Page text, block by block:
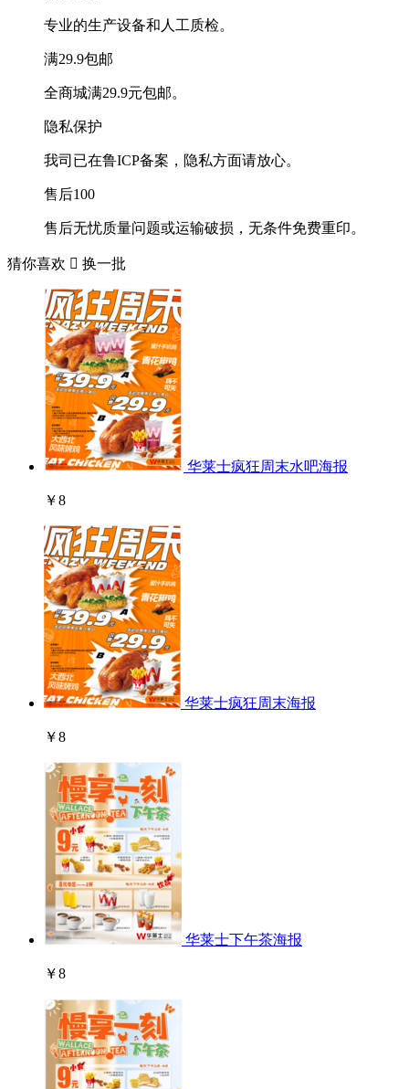
专业的生产设备和人工质检。
满29.9包邮
全商城满29.9元包邮。
隐私保护
我司已在鲁ICP备案，隐私方面请放心。
售后100
售后无忧质量问题或运输破损，无条件免费重印。
猜你喜欢  换一批
华莱士疯狂周末水吧海报
￥8
华莱士疯狂周末海报
￥8
华莱士下午茶海报
￥8